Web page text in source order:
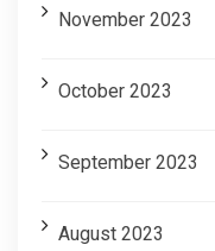
November 2023
October 2023
September 2023
August 2023